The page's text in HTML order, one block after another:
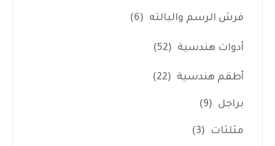
فرش الرسم والبالته (6)
أدوات هندسية (52)
أطقم هندسية (22)
براجل (9)
مثلثات (3)